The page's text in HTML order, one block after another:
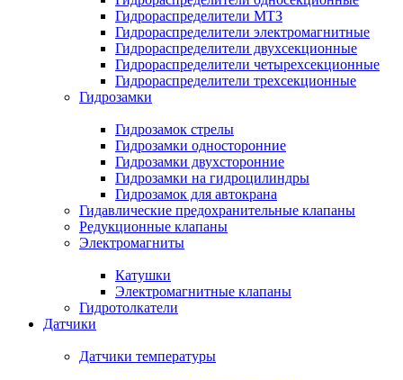
Гидрораспределители МТЗ
Гидрораспределители электромагнитные
Гидрораспределители двухсекционные
Гидрораспределители четырехсекционные
Гидрораспределители трехсекционные
Гидрозамки
Гидрозамок стрелы
Гидрозамки односторонние
Гидрозамки двухсторонние
Гидрозамки на гидроцилиндры
Гидрозамок для автокрана
Гидавлические предохранительные клапаны
Редукционные клапаны
Электромагниты
Катушки
Электромагнитные клапаны
Гидротолкатели
Датчики
Датчики температуры